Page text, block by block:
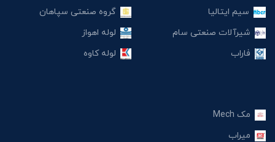
سیم ایتالیا
شیرآلات صنعتی سام
فاراب
گروه صنعتی سپاهان
لوله اهواز
لوله کاوه
مک Mech
میراب